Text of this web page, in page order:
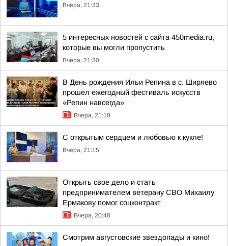
Вчера, 21:33
5 интересных новостей с сайта 450media.ru,
которые вы могли пропустить
Вчера, 21:30
В День рождения Ильи Репина в с. Ширяево
прошел ежегодный фестиваль искусств
«Репин навсегда»
Вчера, 21:18
С открытым сердцем и любовью к кукле!
Вчера, 21:15
Открыть свое дело и стать
предпринимателем ветерану СВО Михаилу
Ермакову помог соцконтракт
Вчера, 20:48
Смотрим августовские звездопады и кино!